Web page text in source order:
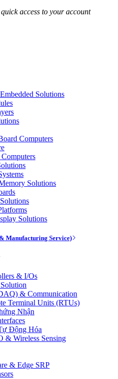
access to your account
Solutions
Computers
Solutions
Solutions
Manufacturing Service)
& I/Os
& Communication
Terminal Units (RTUs)
Nhận
Động Hóa
& Wireless Sensing
& Edge SRP